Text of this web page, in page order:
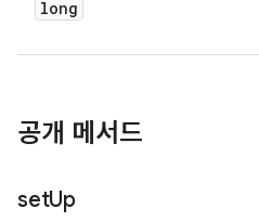
long
공개 메서드
setUp